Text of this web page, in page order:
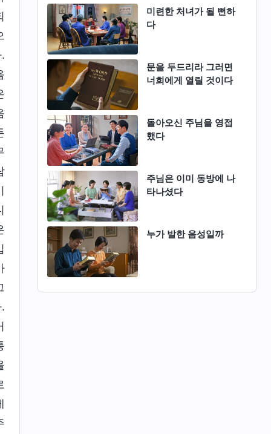
미련한 처녀가 될 뻔하
다
문을 두드리라 그러면
너희에게 열릴 것이다
돌아오신 주님을 영접
했다
주님은 이미 동방에 나
타나셨다
누가 발한 음성일까